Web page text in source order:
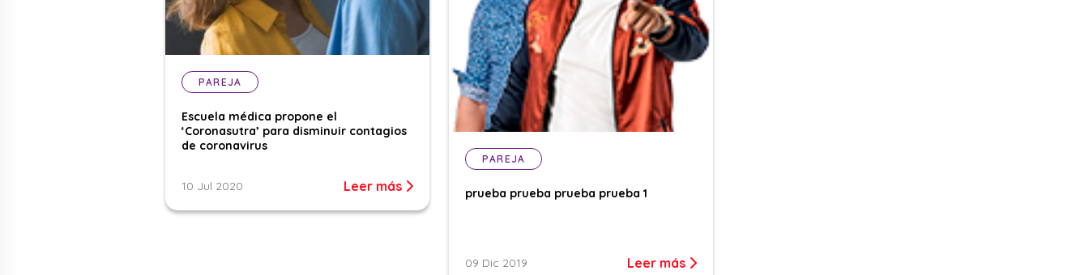
PAREJA
Escuela médica propone el
‘Coronasutra’ para disminuir contagios
de coronavirus
10 Jul 2020 Leer más
PAREJA
prueba prueba prueba prueba 1
09 Dic 2019 Leer más